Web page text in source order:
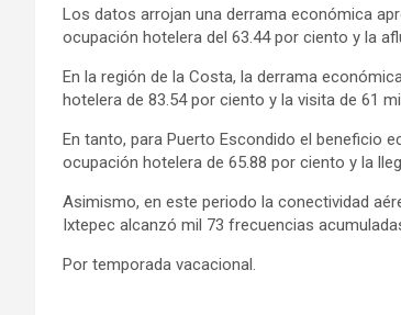
Los datos arrojan una derrama económica
ocupación hotelera del 63.44 por ciento y la
En la región de la Costa, la derrama
hotelera de 83.54 por ciento y la visita de 61
En tanto, para Puerto Escondido el beneficio
ocupación hotelera de 65.88 por ciento y la
Asimismo, en este periodo la conectividad
Ixtepec alcanzó mil 73 frecuencias
Por temporada vacacional.